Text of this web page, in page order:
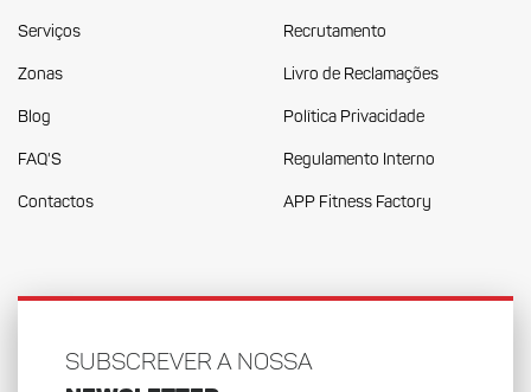
Serviços
Zonas
Blog
FAQ'S
Contactos
Recrutamento
Livro de Reclamações
Política Privacidade
Regulamento Interno
APP Fitness Factory
SUBSCREVER A NOSSA